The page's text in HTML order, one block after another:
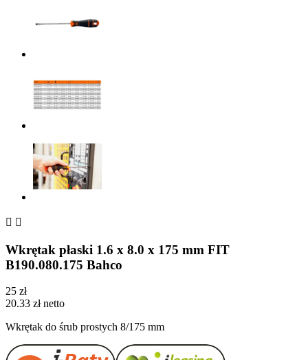
 
Wkrętak płaski 1.6 x 8.0 x 175 mm FIT
B190.080.175 Bahco
25 zł
20.33 zł netto
Wkrętak do śrub prostych 8/175 mm